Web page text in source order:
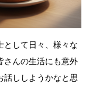
として日々、様々な
さんの生活にも意外
話ししようかなと思